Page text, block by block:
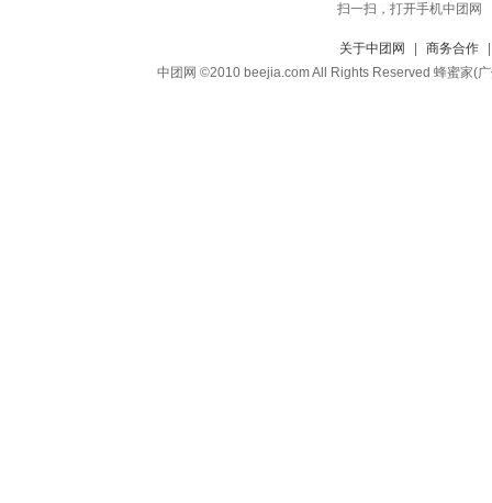
扫一扫，打开手机中团网
关于中团网 商务合作
中团网 ©2010 beejia.com All Rights Reserved 蜂蜜家(